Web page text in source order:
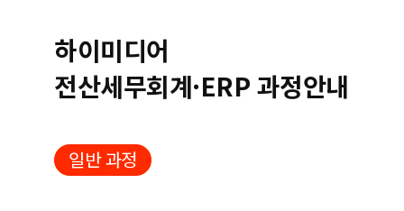
하이미디어
전산세무회계·ERP 과정안내
일반 과정